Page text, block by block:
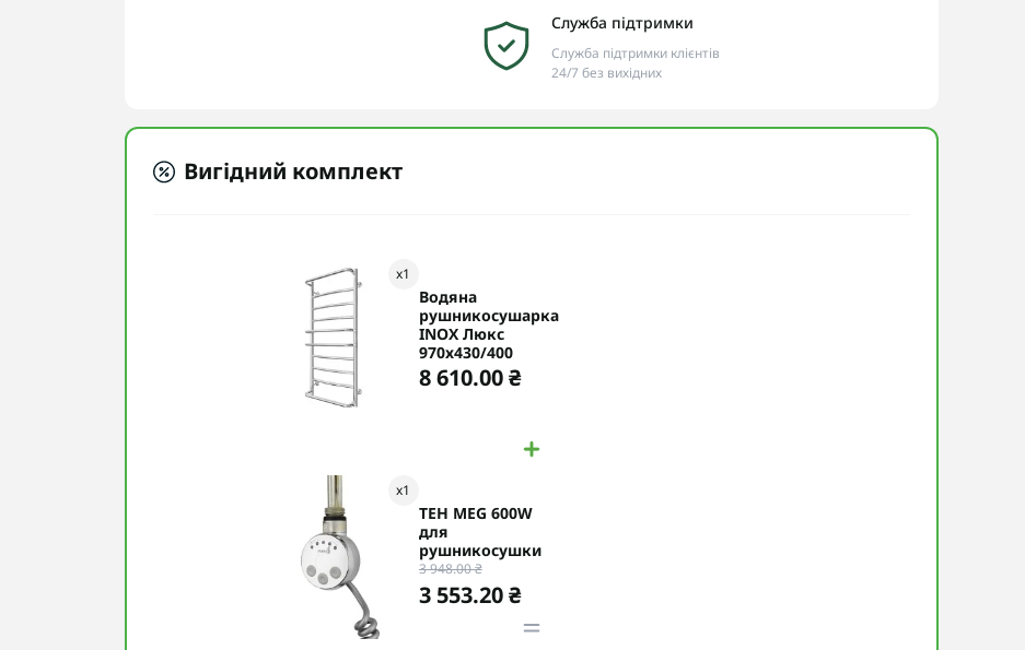
Служба підтримки
Служба підтримки клієнтів
24/7 без вихідних
Вигідний комплект
x1
Водяна
рушникосушарка
INOX Люкс
970х430/400
8 610.00 ₴
x1
ТЕН MEG 600W
для
рушникосушки
3 948.00 ₴
3 553.20 ₴